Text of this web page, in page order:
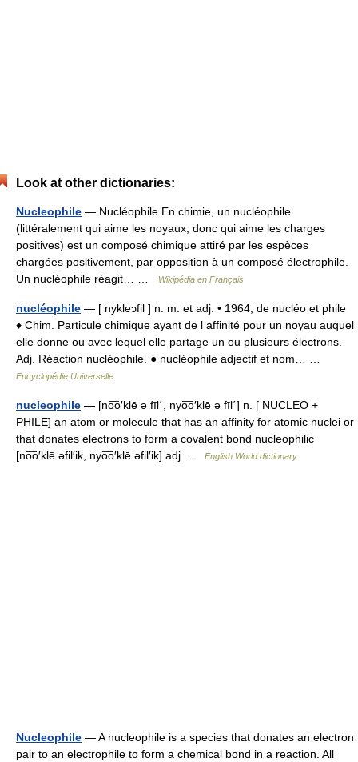
Look at other dictionaries:
Nucleophile — Nucléophile En chimie, un nucléophile
(littéralement qui aime les noyaux, donc qui aime les charges
positives) est un composé chimique attiré par les espèces
chargées positivement, par opposition à un composé électrophile.
Un nucléophile réagit… …
Wikipédia en Français
nucléophile — [ nykleɔfil ] n. m. et adj. • 1964; de nucléo et phile
♦ Chim. Particule chimique ayant de l affinité pour un noyau auquel
elle donne ou avec lequel elle partage un ou plusieurs électrons.
Adj. Réaction nucléophile. ● nucléophile adjectif et nom… …
Encyclopédie Universelle
nucleophile — [no͞o′klē ə fīl΄, nyo͞o′klē ə fīl΄] n. [ NUCLEO +
PHILE] an atom or molecule that has an affinity for atomic nuclei or
that donates electrons to form a covalent bond nucleophilic
[no͞o′klē əfil′ik, nyo͞o′klē əfil′ik] adj …
English World dictionary
Nucleophile — A nucleophile is a species that donates an electron
pair to an electrophile to form a chemical bond in a reaction. All